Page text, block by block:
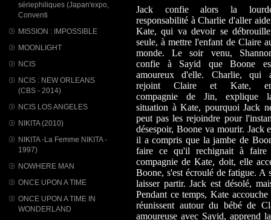
sériephiliques (Japan'expo,
Conventi
MISSION : IMPOSSIBLE
MOONLIGHT
NCIS
NCIS : NEW ORLEANS
(CBS - 2014)
NCIS LOS ANGELES
NIKITA (2010)
NIKITA -La Femme NIKITA -
1997)
NOWHERE MAN
ONCE UPON A TIME
ONCE UPON A TIME IN
WONDERLAND
Jack confie alors la
responsabilité à Charlie d'aller
Kate, qui va devoir se
seule, à mettre l'enfant de Claire
monde. Le soir venu,
confie à Sayid que Boone
amoureux d'elle. Charlie, qui
rejoint Claire et Kate,
compagnie de Jin, explique
situation à Kate, pourquoi Jack
peut pas les rejoindre pour
désespoir, Boone va mourir.
il a compris que la jambe de
faire ce qu'il rechignait à faire
compagnie de Kate, doit, elle
Boone, s'est écroulé de fatigue.
laisser partir. Jack est désolé,
Pendant ce temps, Kate
réunissent autour du bébé de
amoureuse avec Sayid, apprend